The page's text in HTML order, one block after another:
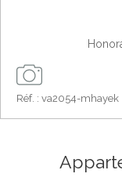
Réf. : va2054-mhayek